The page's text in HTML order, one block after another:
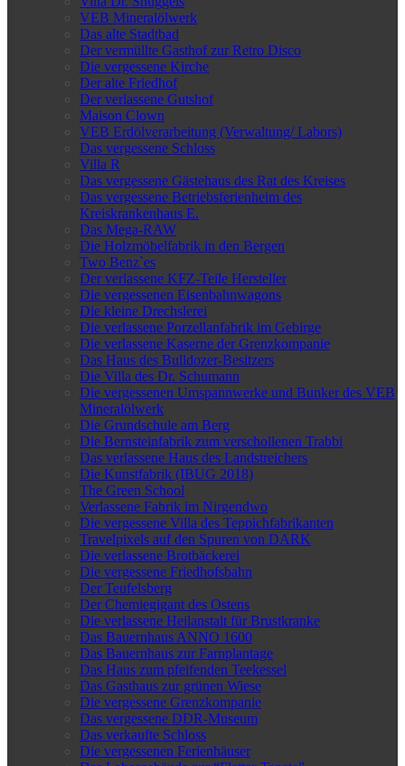
VEB Mineralölwerk
Das alte Stadtbad
Der vermüllte Gasthof zur Retro Disco
Die vergessene Kirche
Der alte Friedhof
Der verlassene Gutshof
Maison Clown
VEB Erdölverarbeitung (Verwaltung/ Labors)
Das vergessene Schloss
Villa R
Das vergessene Gästehaus des Rat des Kreises
Das vergessene Betriebsferienheim des
Kreiskrankenhaus E.
Das Mega-RAW
Die Holzmöbelfabrik in den Bergen
Two Benz`es
Der verlassene KFZ-Teile Hersteller
Die vergessenen Eisenbahnwagons
Die kleine Drechslerei
Die verlassene Porzellanfabrik im Gebirge
Die verlassene Kaserne der Grenzkompanie
Das Haus des Bulldozer-Besitzers
Die Villa des Dr. Schumann
Die vergessenen Umspannwerke und Bunker des VEB
Mineralölwerk
Die Grundschule am Berg
Die Bernsteinfabrik zum verschollenen Trabbi
Das verlassene Haus des Landstreichers
Die Kunstfabrik (IBUG 2018)
The Green School
Verlassene Fabrik im Nirgendwo
Die vergessene Villa des Teppichfabrikanten
Travelpixels auf den Spuren von DARK
Die verlassene Brotbäckerei
Die vergessene Friedhofsbahn
Der Teufelsberg
Der Chemiegigant des Ostens
Die verlassene Heilanstalt für Brustkranke
Das Bauernhaus ANNO 1600
Das Bauernhaus zur Farnplantage
Das Haus zum pfeifenden Teekessel
Das Gasthaus zur grünen Wiese
Die vergessene Grenzkompanie
Das vergessene DDR-Museum
Das verkaufte Schloss
Die vergessenen Ferienhäuser